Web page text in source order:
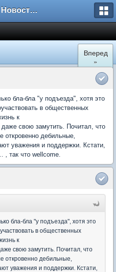
Форум Новостройки
Вперед
»
бла-бла "у подъезда", хотя это
в общественных
к
даже свою замутить. Почитал, что
откровенно дебильные,
уважения и поддержки. Кстати,
, так что wellcome.
бла-бла "у подъезда", хотя это
в общественных
к
свою замутить. Почитал, что
откровенно дебильные,
уважения и поддержки. Кстати,